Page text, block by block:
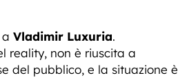
Vladimir Luxuria.
reality, non è riuscita a
del pubblico, e la situazione è